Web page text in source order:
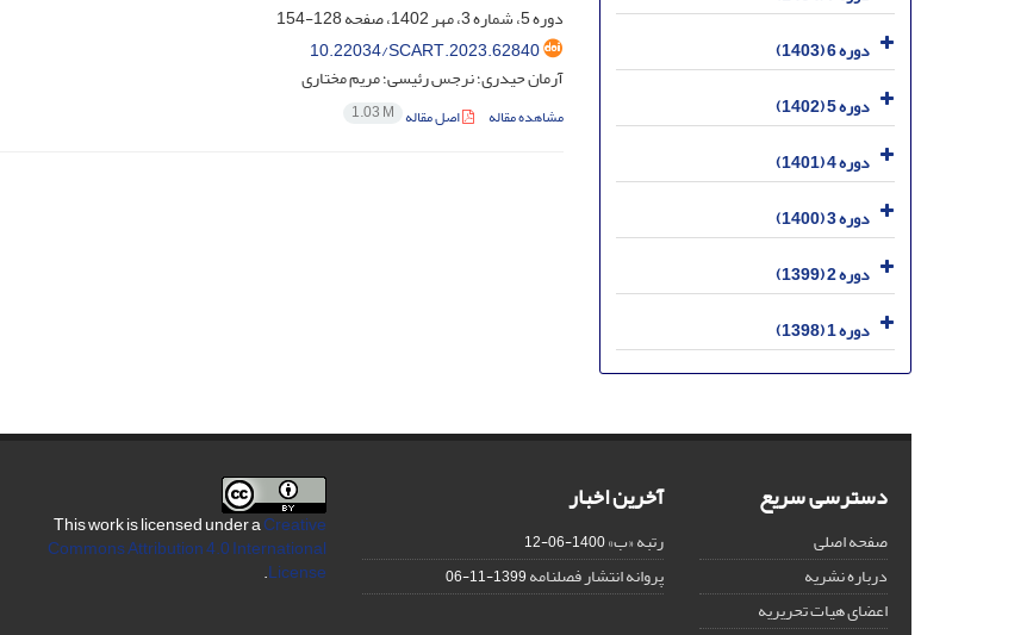
دوره 5، شماره 3، مهر 1402، صفحه
128-154
10.22034/SCART.2023.62840
آرمان حیدری؛ نرجس رئیسی؛ مریم مختاری
مشاهده مقاله اصل مقاله 1.03 M
دوره 6 (1403)
دوره 5 (1402)
دوره 4 (1401)
دوره 3 (1400)
دوره 2 (1399)
دوره 1 (1398)
دسترسی سریع
صفحه اصلی
درباره نشریه
اعضای هیات تحریریه
آخرین اخبار
رتبه «ب»1400-06-12
پروانه انتشار فصلنامه1399-11-06
This work is licensed under aCreative
Commons Attribution 4.0 International
License
.